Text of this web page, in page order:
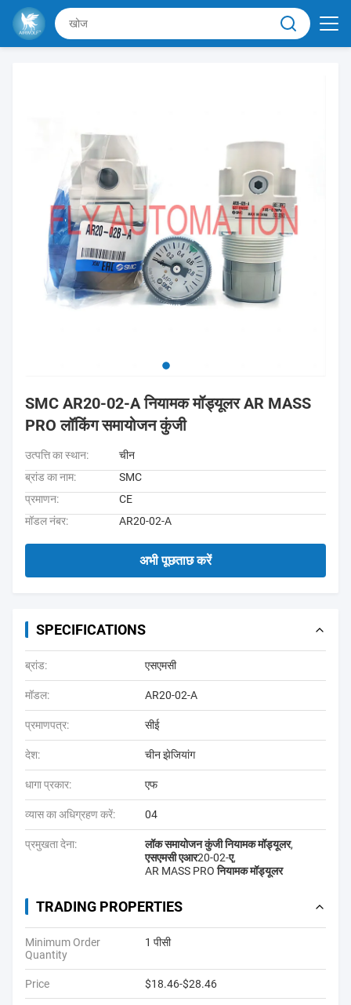
SMC AR20-02-A नियामक मॉड्यूलर AR MASS
PRO लॉकिंग समायोजन कुंजी
उत्पत्ति का स्थान:
चीन
ब्रांड का नाम:
SMC
प्रमाणन:
CE
मॉडल नंबर:
AR20-02-A
अभी पूछताछ करें
SPECIFICATIONS
ब्रांड: एसएमसी
मॉडल: AR20-02-A
प्रमाणपत्र: सीई
देश: चीन झेजियांग
धागा प्रकार: एफ
व्यास का अधिग्रहण करें: 04
प्रमुखता देना: लॉक समायोजन कुंजी नियामक मॉड्यूलर,
एसएमसी एआर20-02-ए,
AR MASS PRO नियामक मॉड्यूलर
TRADING PROPERTIES
Minimum Order
Quantity
1 पीसी
Price $18.46-$28.46